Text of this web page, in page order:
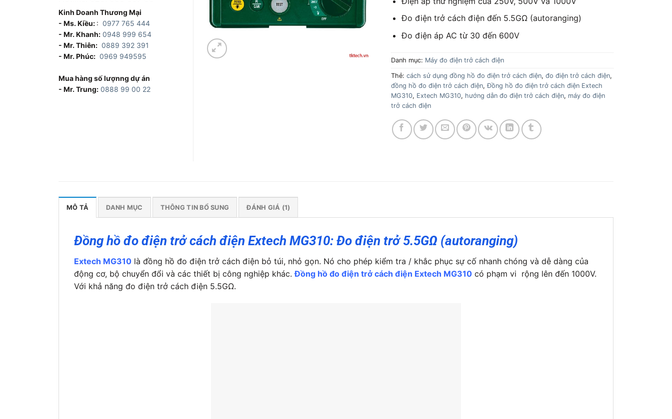
Đo điện trở cách điện đến 5.5GΩ (autoranging)
Đo điện áp AC từ 30 đến 600V
Danh mục: Máy đo điện trở cách điện
Thẻ: cách sử dụng đồng hồ đo điện trở cách điện, đo điện trở cách điện,
đồng hồ đo điện trở cách điện,Đồng hồ đo điện trở cách điện Extech
MG310, Extech MG310, hướng dẫn đo điện trở cách điện, máy đo điện
trở cách điện
Kinh Doanh Thương Mại
- Ms. Kiều: : 0977 765 444
- Mr. Khanh: 0948 999 654
- Mr. Thiên: 0889 392 391
- Mr. Phúc: 0969 949595
Mua hàng số lượnng dự án
- Mr. Trung: 0888 99 00 22
MÔ TẢ DANH MỤC THÔNG TIN BỔ SUNG ĐÁNH GIÁ (1)
Đồng hồ đo điện trở cách điện Extech MG310: Đo điện trở 5.5GΩ (autoranging)
Extech MG310 là đồng hồ đo điện trở cách điện bỏ túi, nhỏ gọn. Nó cho phép kiểm tra / khắc phục sự cố nhanh chóng và dễ dàng của
động cơ, bộ chuyển đổi và các thiết bị công nghiệp khác.Đồng hồ đo điện trở cách điện Extech MG310 có phạm vi rộng lên đến 1000V.
Với khả năng đo điện trở cách điện 5.5GΩ.